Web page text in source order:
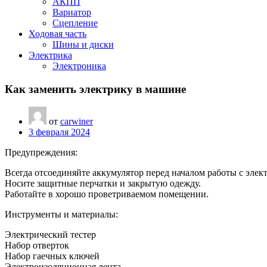
Вариатор
Сцепление
Ходовая часть
Шины и диски
Электрика
Электроника
Как заменить электрику в машине
от carwiner
3 февраля 2024
Предупреждения:
Всегда отсоединяйте аккумулятор перед началом работы с
Носите защитные перчатки и закрытую одежду.
Работайте в хорошо проветриваемом помещении.
Инструменты и материалы:
Электрический тестер
Набор отверток
Набор гаечных ключей